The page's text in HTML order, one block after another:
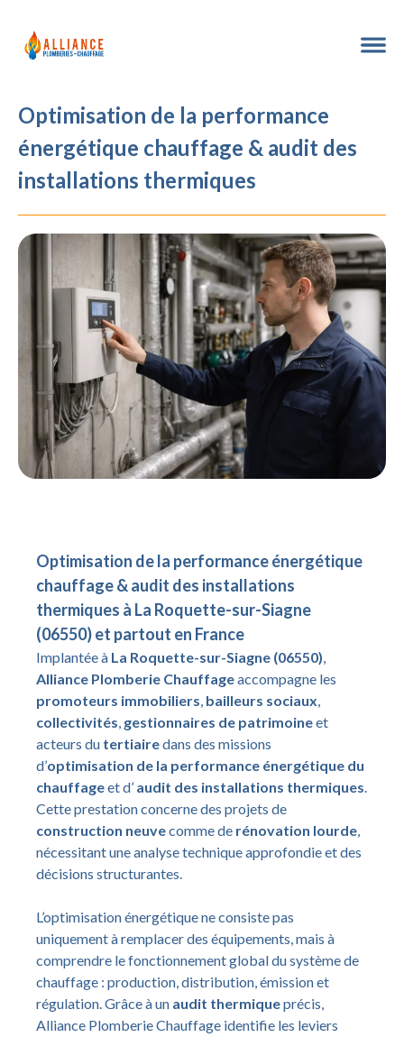
Optimisation de la performance
énergétique chauffage & audit des
installations thermiques
Optimisation de la performance énergétique
chauffage & audit des installations
thermiques à La Roquette-sur-Siagne
(06550) et partout en France
Implantée à La Roquette-sur-Siagne (06550),
Alliance Plomberie Chauffageaccompagne les
promoteurs immobiliers, bailleurs sociaux,
collectivités, gestionnaires de patrimoineet
acteurs du tertiairedans des missions
d’optimisation de la performance énergétique du
chauffageet d’ audit des installations thermiques.
Cette prestation concerne des projets de
construction neuvecomme de rénovation lourde,
nécessitant une analyse technique approfondie et des
décisions structurantes.
L’optimisation énergétique ne consiste pas
uniquement à remplacer des équipements, mais à
comprendre le fonctionnement global du système de
chauffage : production, distribution, émission et
régulation. Grâce à un audit thermiqueprécis,
Alliance Plomberie Chauffage identifie les leviers